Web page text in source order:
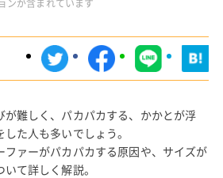
が難しく、パカパカする、かかとが浮
た人も多いでしょう。
ファーがパカパカする原因や、サイズが
て詳しく解説。